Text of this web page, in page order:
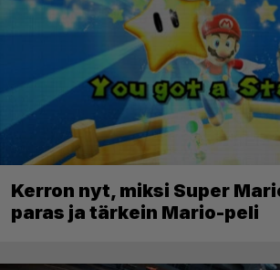
Kerron nyt, miksi Super
paras ja tärkein Mario-peli